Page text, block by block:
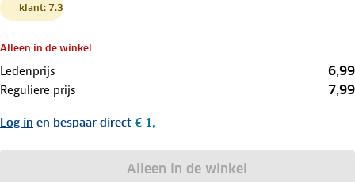
klant: 7.3
Alleen in de winkel
Ledenprijs 6,99
Reguliere prijs 7,99
Log in en bespaar direct € 1,-
Alleen in de winkel